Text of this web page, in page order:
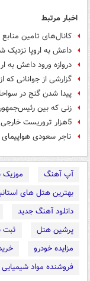
اخبار مرتبط
کانال‌های تامین
داعش به اروپا
دروازه ورود داعش به
گزارشی از جوانانی
پیدا شدن گنج در
زنی که بین
5هزار تروریست خارجی در لیبی چه می‌کنند؟
تاجر سعودی هواپیمای
آپ آهنگ موزیک
بهترین هتل های
دانلود آهنگ جدید
پرشین هتل
ثبت
مزایده خودرو
فروشنده مواد شیمیایی